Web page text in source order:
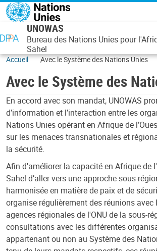
Aller au contenu principal
UNOWAS
Bureau des Nations Unies pour
Sahel
Accueil Avec le Système des Nations Unies
Avec le Système des
En accord avec son mandat, UNOWAS
d’information et l’interaction entre les
Nations Unies opérant en Afrique de
sur les menaces transnationales et
la sécurité.
Afin d'améliorer la capacité en Afrique de
Sahel d’aller vers une approche sous-
harmonisée en matière de paix et de
organise régulièrement des réunions avec
agences régionales de l'ONU de la sous-
consultations avec les différentes
appartenant ou non au Système des